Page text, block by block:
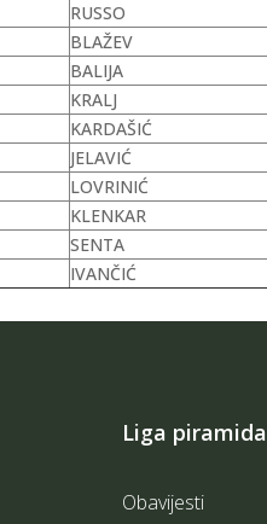
RUSSO
BLAŽEV
BALIJA
KRALJ
KARDAŠIĆ
JELAVIĆ
LOVRINIĆ
KLENKAR
SENTA
IVANČIĆ
Liga piramida
Obavijesti